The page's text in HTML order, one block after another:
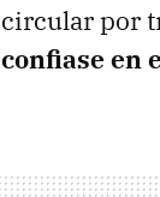
circular por
confiase en